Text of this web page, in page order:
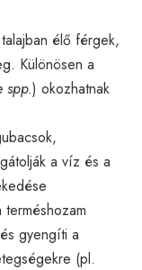
élő férgek,
Különösen a
spp.) okozhatnak
a víz és a
gyengíti a
(pl.